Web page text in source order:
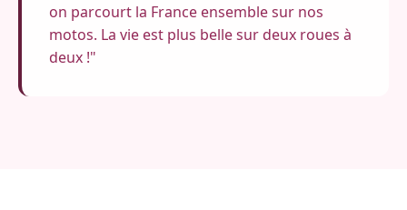
on parcourt la France ensemble sur nos
motos. La vie est plus belle sur deux roues à
deux !"